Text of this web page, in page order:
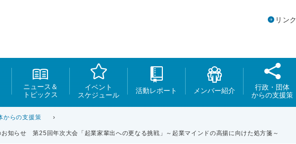
ニュース＆
トピックス
イベント
スケジュール
活動レポート メンバー紹介
行政・団体
からの支援策
リンク
からの支援策 ›
知らせ 第25回年次大会「起業家輩出への更なる挑戦」～起業マインドの高揚に向けた処方箋～